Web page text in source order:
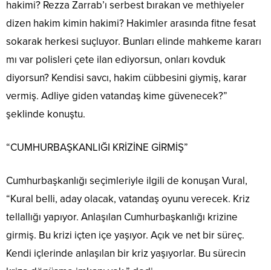
hakimi? Rezza Zarrab’ı serbest bırakan ve methiyeler
dizen hakim kimin hakimi? Hakimler arasında fitne fesat
sokarak herkesi suçluyor. Bunları elinde mahkeme kararı
mı var polisleri çete ilan ediyorsun, onları kovduk
diyorsun? Kendisi savcı, hakim cübbesini giymiş, karar
vermiş. Adliye giden vatandaş kime güvenecek?”
şeklinde konuştu.
“CUMHURBAŞKANLIĞI KRİZİNE GİRMİŞ”
Cumhurbaşkanlığı seçimleriyle ilgili de konuşan Vural,
“Kural belli, aday olacak, vatandaş oyunu verecek. Kriz
tellallığı yapıyor. Anlaşılan Cumhurbaşkanlığı krizine
girmiş. Bu krizi içten içe yaşıyor. Açık ve net bir süreç.
Kendi içlerinde anlaşılan bir kriz yaşıyorlar. Bu sürecin